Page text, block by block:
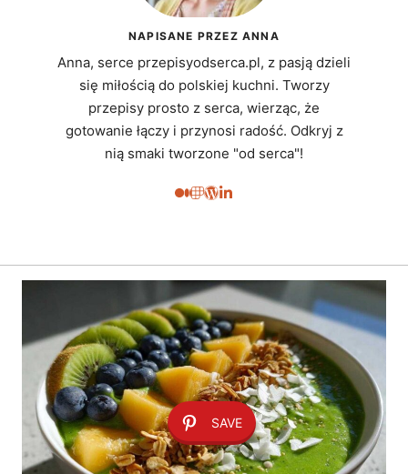
NAPISANE PRZEZ ANNA
Anna, serce przepisyodserca.pl, z pasją dzieli
się miłością do polskiej kuchni. Tworzy
przepisy prosto z serca, wierząc, że
gotowanie łączy i przynosi radość. Odkryj z
nią smaki tworzone "od serca"!
SAVE